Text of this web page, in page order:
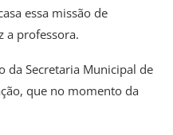
essa missão de
a professora.
da Secretaria Municipal de
que no momento da